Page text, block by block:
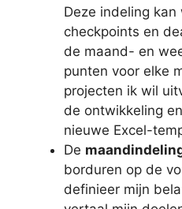
Deze indeling
checkpoints en
de maand- en
punten voor elke
projecten ik wil
de ontwikkeling
nieuwe Excel-
De
borduren op de
definieer mijn